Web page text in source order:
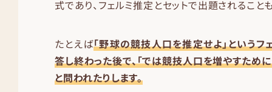
式であり、フェルミ推定とセットで出題されること
たとえば「野球の競技人口を推定せよ」という
答し終わった後で、「では競技人口を増やすため
と問われたりします。